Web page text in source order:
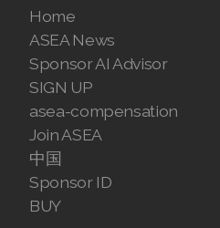
Home
ASEA News
Sponsor AI Advisor
SIGN UP
asea-compensation
Join ASEA
中国
Sponsor ID
BUY
Join ASEA Italy (Italiano)
Join ASEA Malaysia (Bahasa
Join ASEA Malaysia (English)
Join ASEA Malaysia (中文)
Join ASEA Mexico (Español)
Join ASEA Netherlands